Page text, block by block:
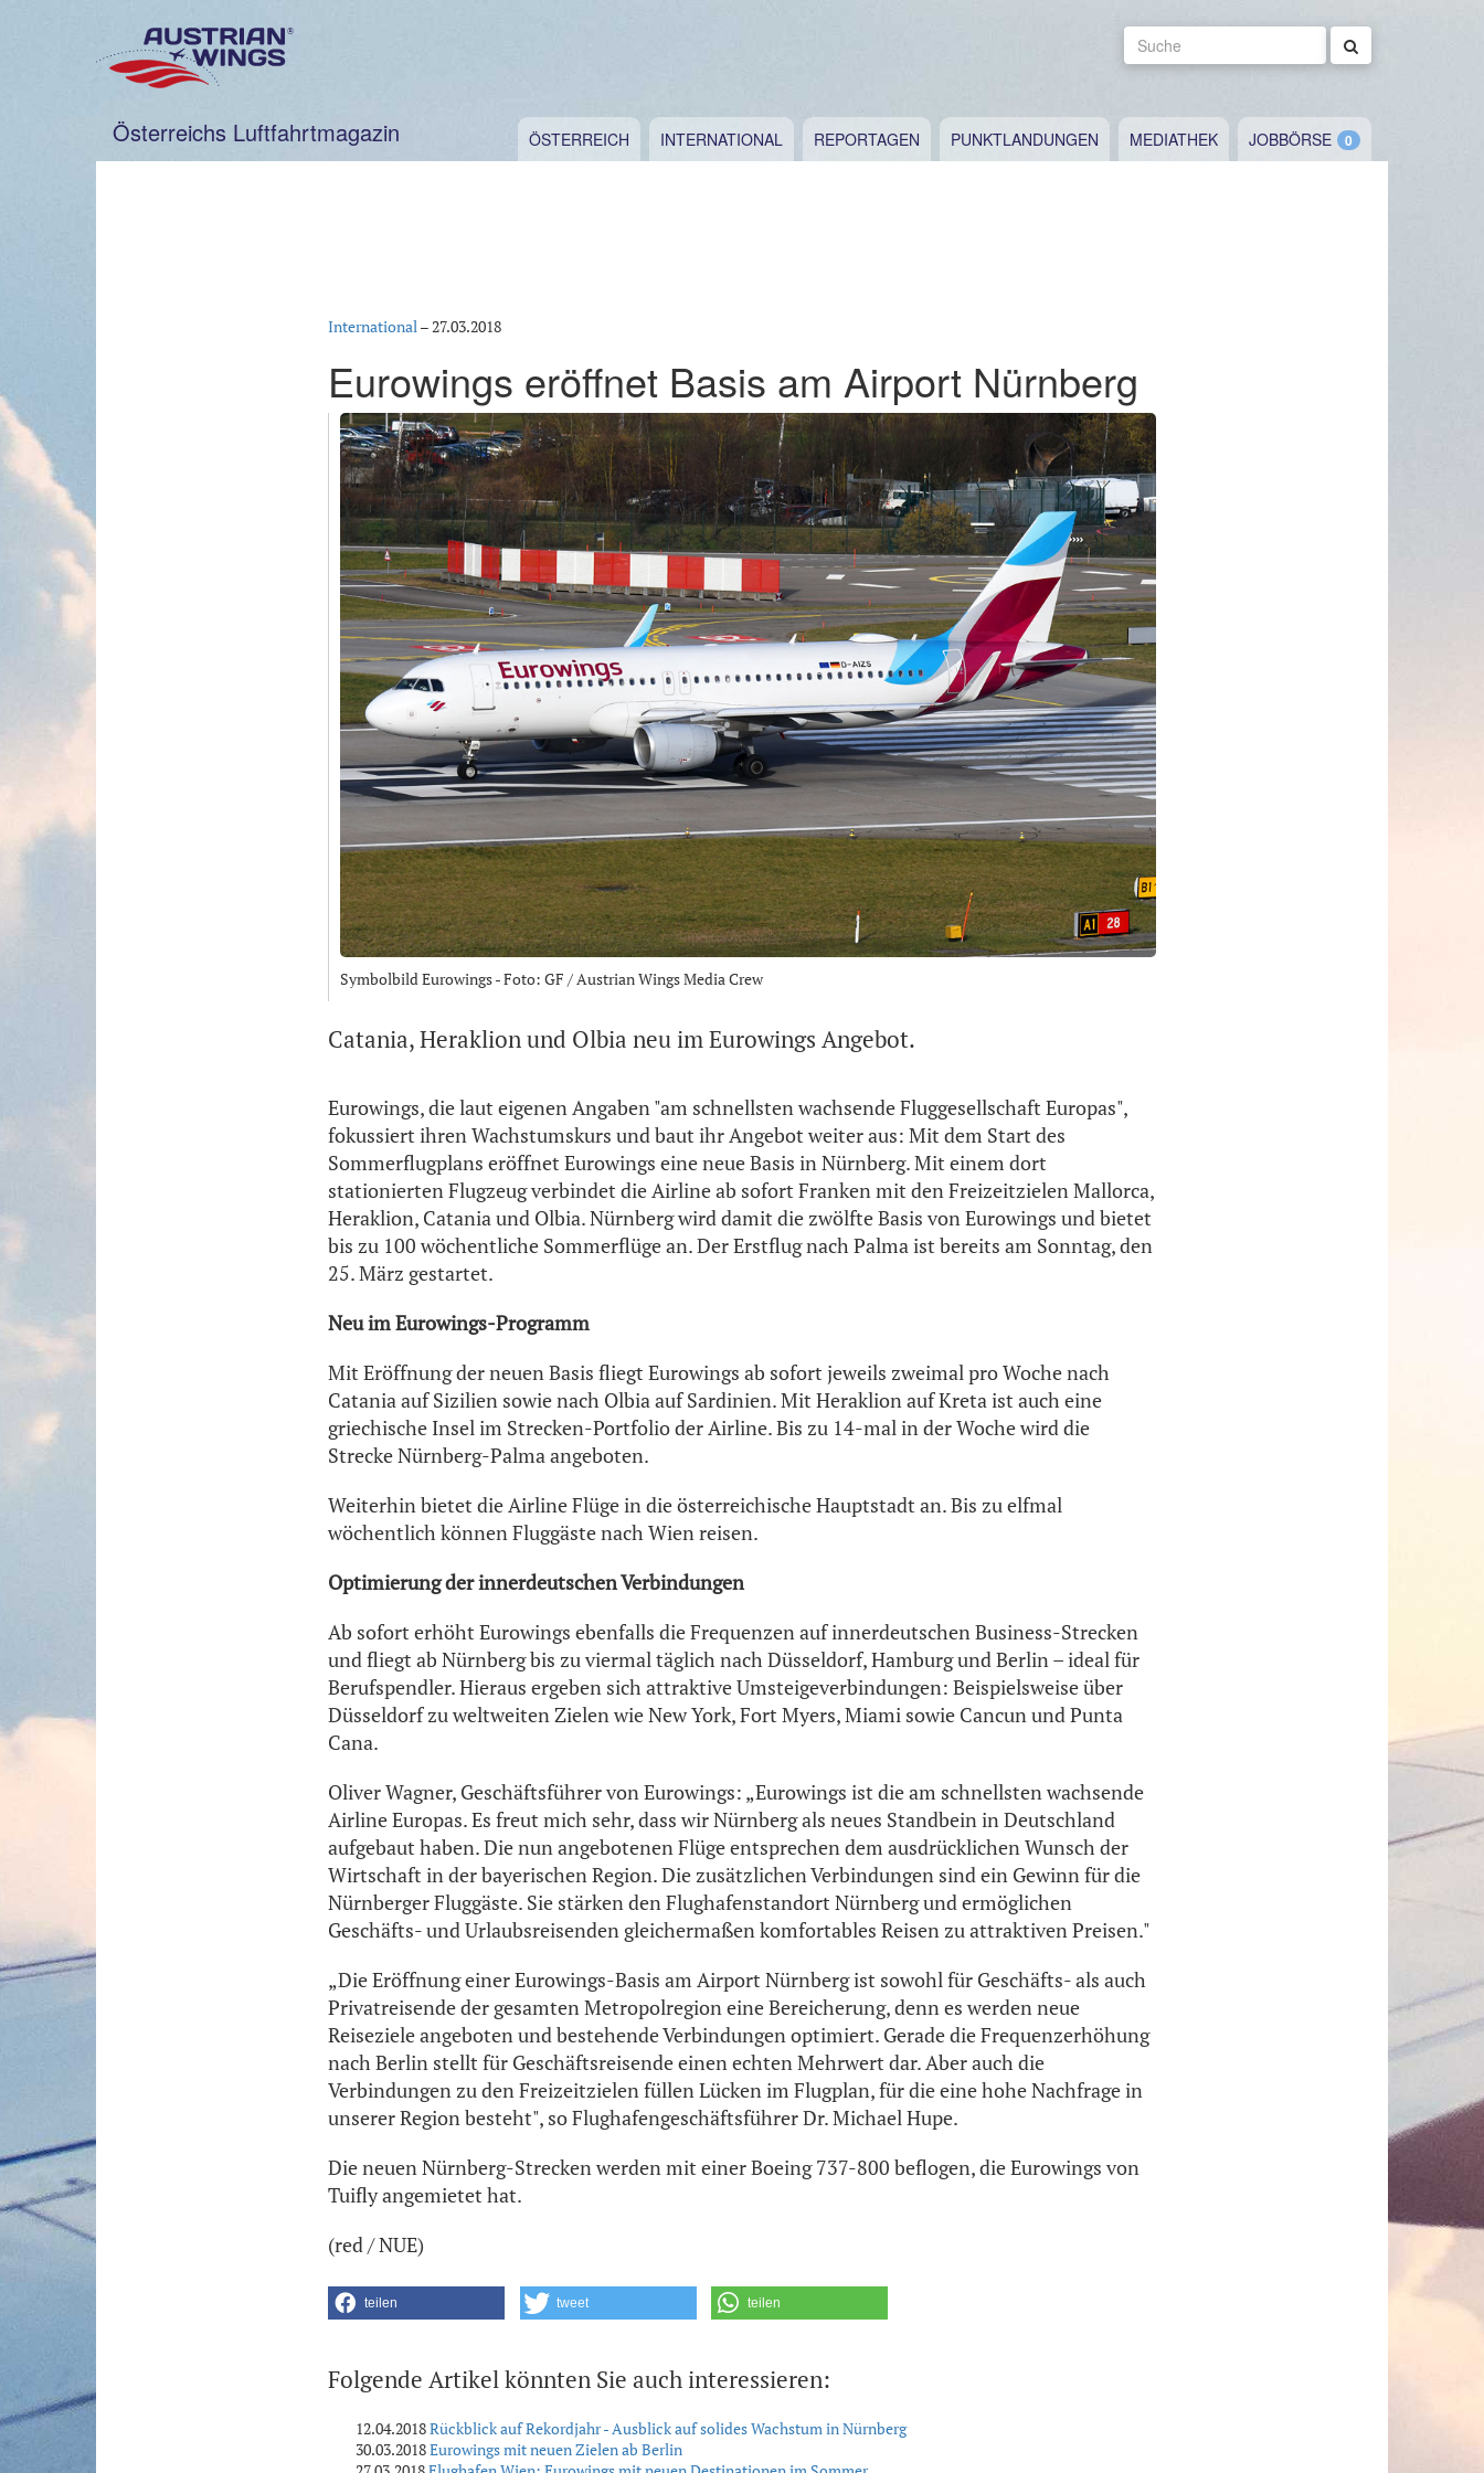
Suche
Österreichs Luftfahrtmagazin ÖSTERREICH INTERNATIONAL REPORTAGEN PUNKTLANDUNGEN MEDIATHEK JOBBÖRSE
International–27.03.2018
Eurowings eröffnet Basis am Airport Nürnberg
Symbolbild Eurowings - Foto: GF / Austrian Wings Media Crew
Catania, Heraklion und Olbia neu im Eurowings Angebot.
Eurowings, die laut eigenen Angaben "am schnellsten wachsende Fluggesellschaft Europas",
fokussiert ihren Wachstumskurs und baut ihr Angebot weiter aus: Mit dem Start des
Sommerflugplans eröffnet Eurowings eine neue Basis in Nürnberg. Mit einem dort
stationierten Flugzeug verbindet die Airline ab sofort Franken mit den Freizeitzielen Mallorca,
Heraklion, Catania und Olbia. Nürnberg wird damit die zwölfte Basis von Eurowings und bietet
bis zu 100 wöchentliche Sommerflüge an. Der Erstflug nach Palma ist bereits am Sonntag, den
25. März gestartet.
Neu im Eurowings-Programm
Mit Eröffnung der neuen Basis fliegt Eurowings ab sofort jeweils zweimal pro Woche nach
Catania auf Sizilien sowie nach Olbia auf Sardinien. Mit Heraklion auf Kreta ist auch eine
griechische Insel im Strecken-Portfolio der Airline. Bis zu 14-mal in der Woche wird die
Strecke Nürnberg-Palma angeboten.
Weiterhin bietet die Airline Flüge in die österreichische Hauptstadt an. Bis zu elfmal
wöchentlich können Fluggäste nach Wien reisen.
Optimierung der innerdeutschen Verbindungen
Ab sofort erhöht Eurowings ebenfalls die Frequenzen auf innerdeutschen Business-Strecken
und fliegt ab Nürnberg bis zu viermal täglich nach Düsseldorf, Hamburg und Berlin – ideal für
Berufspendler. Hieraus ergeben sich attraktive Umsteigeverbindungen: Beispielsweise über
Düsseldorf zu weltweiten Zielen wie New York, Fort Myers, Miami sowie Cancun und Punta
Cana.
Oliver Wagner, Geschäftsführer von Eurowings: „Eurowings ist die am schnellsten wachsende
Airline Europas. Es freut mich sehr, dass wir Nürnberg als neues Standbein in Deutschland
aufgebaut haben. Die nun angebotenen Flüge entsprechen dem ausdrücklichen Wunsch der
Wirtschaft in der bayerischen Region. Die zusätzlichen Verbindungen sind ein Gewinn für die
Nürnberger Fluggäste. Sie stärken den Flughafenstandort Nürnberg und ermöglichen
Geschäfts- und Urlaubsreisenden gleichermaßen komfortables Reisen zu attraktiven Preisen."
„Die Eröffnung einer Eurowings-Basis am Airport Nürnberg ist sowohl für Geschäfts- als auch
Privatreisende der gesamten Metropolregion eine Bereicherung, denn es werden neue
Reiseziele angeboten und bestehende Verbindungen optimiert. Gerade die Frequenzerhöhung
nach Berlin stellt für Geschäftsreisende einen echten Mehrwert dar. Aber auch die
Verbindungen zu den Freizeitzielen füllen Lücken im Flugplan, für die eine hohe Nachfrage in
unserer Region besteht", so Flughafengeschäftsführer Dr. Michael Hupe.
Die neuen Nürnberg-Strecken werden mit einer Boeing 737-800 beflogen, die Eurowings von
Tuifly angemietet hat.
(red / NUE)
teilen tweet teilen
Folgende Artikel könnten Sie auch interessieren:
12.04.2018Rückblick auf Rekordjahr - Ausblick auf solides Wachstum in Nürnberg
30.03.2018Eurowings mit neuen Zielen ab Berlin